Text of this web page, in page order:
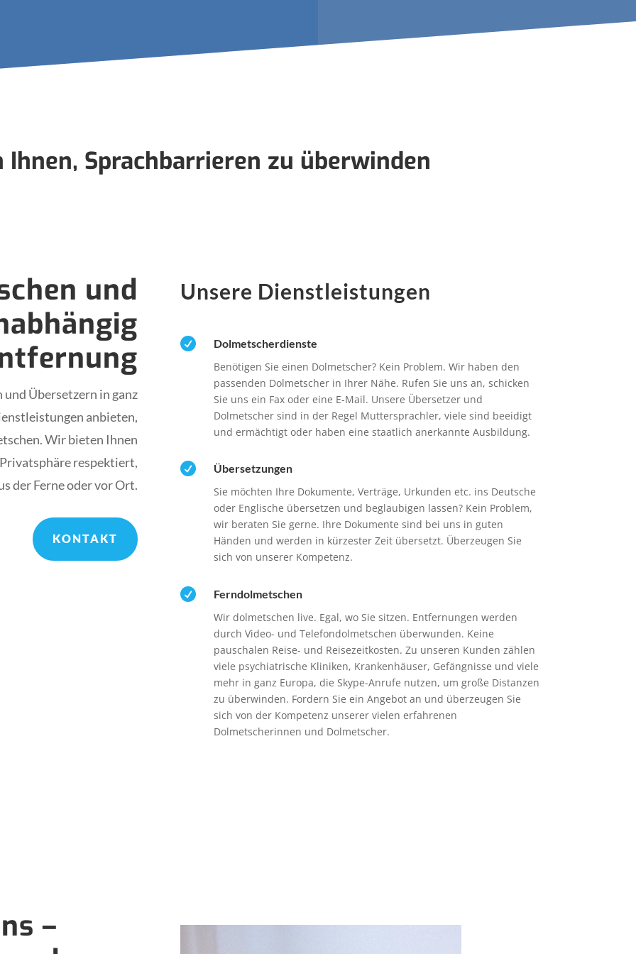
Sprachbarrieren zu überwinden
und
Übersetzern in ganz
anbieten,
Wir bieten Ihnen
respektiert,
der Ferne oder vor Ort.
KONTAKT
Unsere Dienstleistungen

Dolmetscherdienste
Benötigen Sie einen Dolmetscher? Kein Problem. Wir haben den
passenden Dolmetscher in Ihrer Nähe. Rufen Sie uns an, schicken
Sie uns ein Fax oder eine E-Mail. Unsere Übersetzer und
Dolmetscher sind in der Regel Muttersprachler, viele sind beeidigt
und ermächtigt oder haben eine staatlich anerkannte Ausbildung.

Übersetzungen
Sie möchten Ihre Dokumente, Verträge, Urkunden etc. ins Deutsche
oder Englische übersetzen und beglaubigen lassen? Kein Problem,
wir beraten Sie gerne. Ihre Dokumente sind bei uns in guten
Händen und werden in kürzester Zeit übersetzt. Überzeugen Sie
sich von unserer Kompetenz.

Ferndolmetschen
Wir dolmetschen live. Egal, wo Sie sitzen. Entfernungen werden
durch Video- und Telefondolmetschen überwunden. Keine
pauschalen Reise- und Reisezeitkosten. Zu unseren Kunden zählen
viele psychiatrische Kliniken, Krankenhäuser, Gefängnisse und viele
mehr in ganz Europa, die Skype-Anrufe nutzen, um große Distanzen
zu überwinden. Fordern Sie ein Angebot an und überzeugen Sie
sich von der Kompetenz unserer vielen erfahrenen
Dolmetscherinnen und Dolmetscher.
–